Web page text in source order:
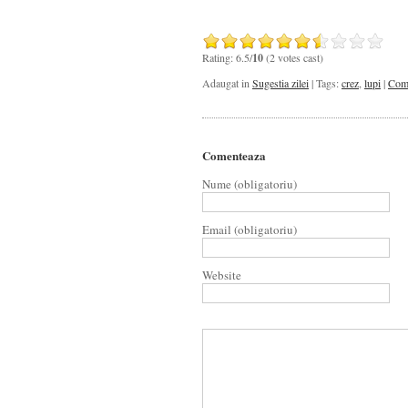
Rating: 6.5/10(2 votes cast)
Adaugat in Sugestia zilei| Tags:crez lupi|
Comenteaza
Nume (obligatoriu)
Email (obligatoriu)
Website